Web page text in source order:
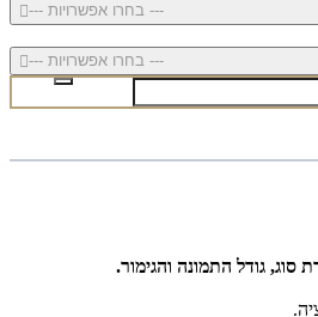
--- בחרו אפשרויות ---
--- בחרו אפשרויות ---
גודל התמונה והגימור.